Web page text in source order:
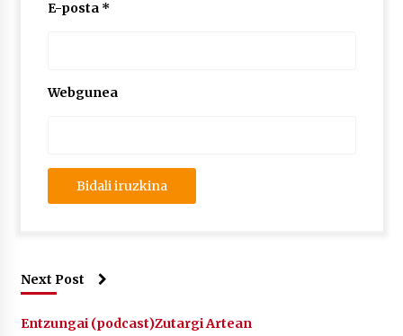
E-posta *
Webgunea
Next Post
Entzungai (podcast)Zutargi Artean